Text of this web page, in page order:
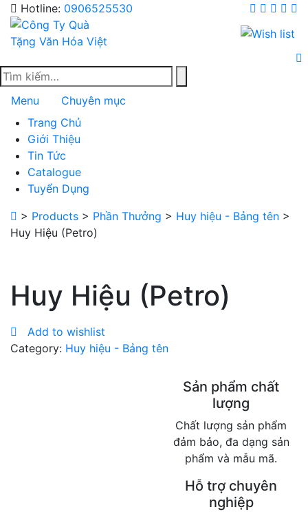
Skip
content
Hotline: 0906525530
Menu
Chuyên mục
Trang Chủ
Giới Thiệu
Tin Tức
Catalogue
Tuyển Dụng
> Products > Phần Thưởng > Huy hiệu - Bảng tên >
Huy Hiệu (Petro)
Huy Hiệu (Petro)
Add to wishlist
Category: Huy hiệu - Bảng tên
Sản phẩm chất
lượng
Chất lượng sản phẩm
đảm bảo, đa dạng sản
phẩm và mẫu mã.
Hỗ trợ chuyên
nghiệp